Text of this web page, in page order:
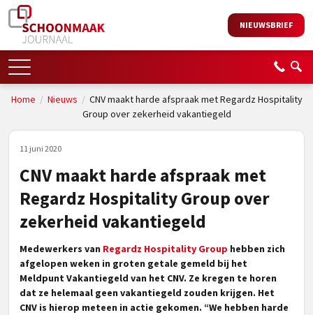
NIEUWSBRIEF
Home / Nieuws / CNV maakt harde afspraak met Regardz Hospitality
Group over zekerheid vakantiegeld
11 juni 2020
CNV maakt harde afspraak met
Regardz Hospitality Group over
zekerheid vakantiegeld
Medewerkers van Regardz Hospitality Group hebben zich
afgelopen weken in groten getale gemeld bij het
Meldpunt Vakantiegeld van het CNV. Ze kregen te horen
dat ze helemaal geen vakantiegeld zouden krijgen. Het
CNV is hierop meteen in actie gekomen. “We hebben harde